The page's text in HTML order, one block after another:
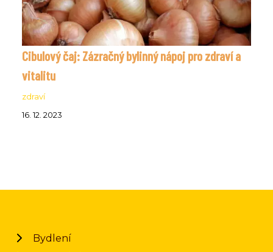
Cibulový čaj: Zázračný bylinný nápoj pro zdraví a
vitalitu
zdraví
16. 12. 2023
Bydlení